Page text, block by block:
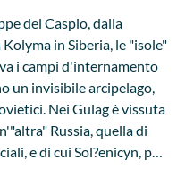
del Caspio, dalla
in Siberia, le "isole"
i campi d'internamento
un invisibile arcipelago,
Nei Gulag è vissuta
Russia, quella di
e di cui Sol?enicyn, per